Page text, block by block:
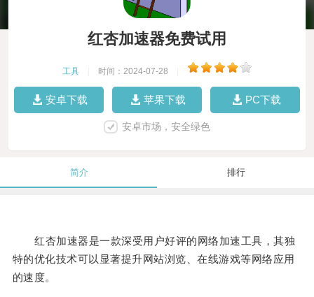
红杏加速器免费试用
工具 时间：2024-07-28
安卓下载 苹果下载 PC下载
安卓市场，安全绿色
简介 排行
红杏加速器是一款深受用户好评的网络加速工具，其独
特的优化技术可以显著提升网站浏览、在线游戏等网络应用
的速度。